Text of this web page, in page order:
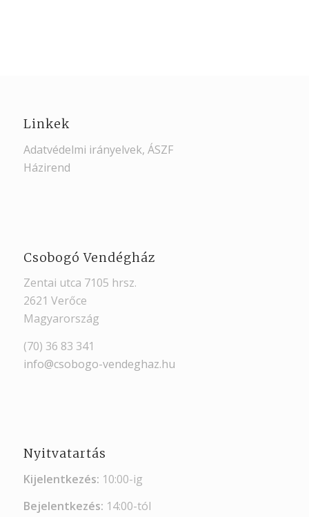
Linkek
Adatvédelmi irányelvek, ÁSZF
Házirend
Csobogó Vendégház
Zentai utca 7105 hrsz.
2621 Verőce
Magyarország
(70) 36 83 341
info@csobogo-vendeghaz.hu
Nyitvatartás
Kijelentkezés: 10:00-ig
Bejelentkezés: 14:00-tól